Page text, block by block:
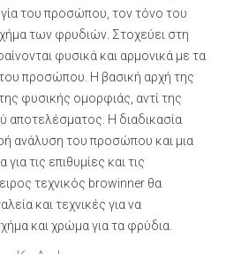
του προσώπου, τον τόνο του
των φρυδιών. Στοχεύει στη
φυσικά και αρμονικά με τα
προσώπου. Η βασική αρχή της
φυσικής ομορφιάς, αντί της
αποτελέσματος. Η διαδικασία
ανάλυση του προσώπου και μια
τις επιθυμίες και τις
τεχνικός browinner θα
και τεχνικές για να
και χρώμα για τα φρύδια.